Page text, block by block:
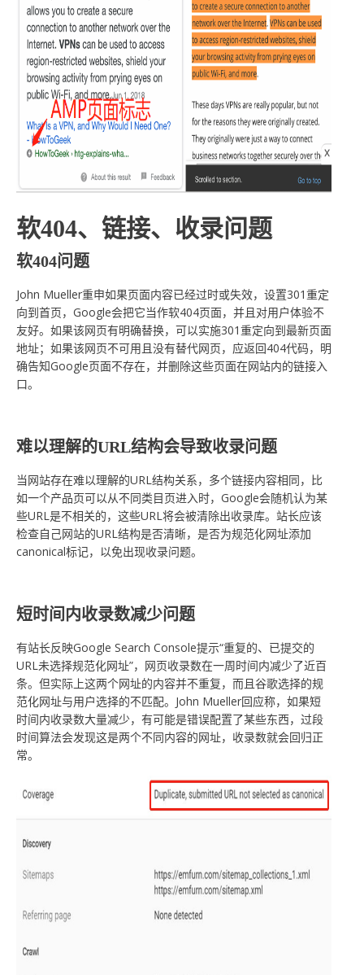
软404、链接、收录问题
软404问题
John Mueller重申如果页面内容已经过时或失效，设置301重定
向到首页，Google会把它当作软404页面，并且对用户体验不
友好。如果该网页有明确替换，可以实施301重定向到最新页面
地址；如果该网页不可用且没有替代网页，应返回404代码，明
确告知Google页面不存在，并删除这些页面在网站内的链接入
口。
难以理解的URL结构会导致收录问题
当网站存在难以理解的URL结构关系，多个链接内容相同，比
如一个产品页可以从不同类目页进入时，Google会随机认为某
些URL是不相关的，这些URL将会被清除出收录库。站长应该
检查自己网站的URL结构是否清晰，是否为规范化网址添加
canonical标记，以免出现收录问题。
短时间内收录数减少问题
有站长反映Google Search Console提示“重复的、已提交的
URL未选择规范化网址”，网页收录数在一周时间内减少了近百
条。但实际上这两个网址的内容并不重复，而且谷歌选择的规
范化网址与用户选择的不匹配。John Mueller回应称，如果短
时间内收录数大量减少，有可能是错误配置了某些东西，过段
时间算法会发现这是两个不同内容的网址，收录数就会回归正
常。